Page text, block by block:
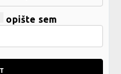
opište sem